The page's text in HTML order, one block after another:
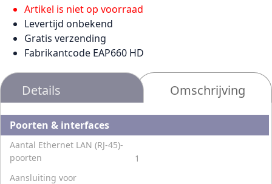
Artikel is niet op voorraad
Levertijd onbekend
Gratis verzending
Fabrikantcode EAP660 HD
Details Omschrijving
Poorten & interfaces
Aantal Ethernet LAN (RJ-45)-
poorten
1
Aansluiting voor